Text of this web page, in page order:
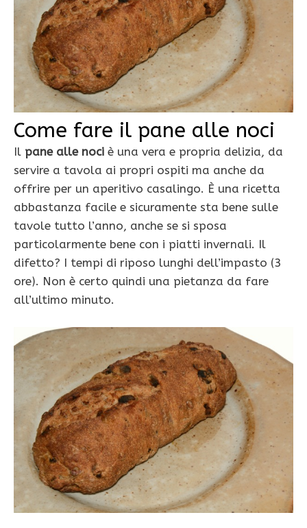
Come fare il pane alle noci
Il pane alle noci è una vera e propria delizia, da
servire a tavola ai propri ospiti ma anche da
offrire per un aperitivo casalingo. È una ricetta
abbastanza facile e sicuramente sta bene sulle
tavole tutto l’anno, anche se si sposa
particolarmente bene con i piatti invernali. Il
difetto? I tempi di riposo lunghi dell’impasto (3
ore). Non è certo quindi una pietanza da fare
all’ultimo minuto.